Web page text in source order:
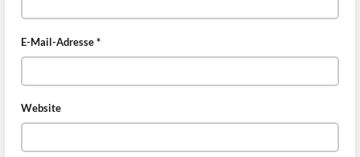
E-Mail-Adresse*
Website